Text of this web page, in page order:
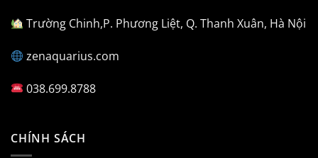
Trường Chinh,P. Phương Liệt, Q. Thanh Xuân, Hà Nội
zenaquarius.com
038.699.8788
CHÍNH SÁCH